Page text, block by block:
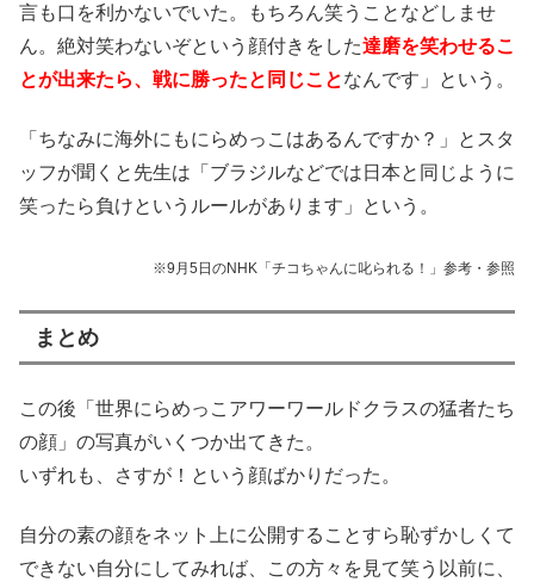
言も口を利かないでいた。もちろん笑うことなどしませ
ん。絶対笑わないぞという顔付きをした達磨を笑わせるこ
とが出来たら、戦に勝ったと同じことなんです」という。
「ちなみに海外にもにらめっこはあるんですか？」とスタ
ッフが聞くと先生は「ブラジルなどでは日本と同じように
笑ったら負けというルールがあります」という。
※9月5日のNHK「チコちゃんに叱られる！」参考・参照
まとめ
この後「世界にらめっこアワーワールドクラスの猛者たち
の顔」の写真がいくつか出てきた。
いずれも、さすが！という顔ばかりだった。
自分の素の顔をネット上に公開することすら恥ずかしくて
できない自分にしてみれば、この方々を見て笑う以前に、